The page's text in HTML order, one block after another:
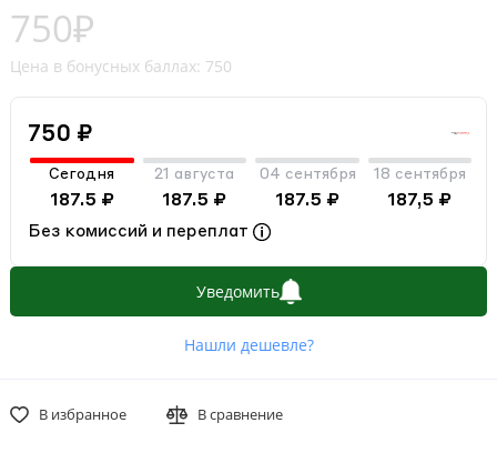
750₽
Цена в бонусных баллах: 750
750 ₽
Сегодня
187.5 ₽
21 августа
187.5 ₽
04 сентября
187.5 ₽
18 сентября
187,5 ₽
Без комиссий и переплат
Уведомить
Нашли дешевле?
В избранное В сравнение